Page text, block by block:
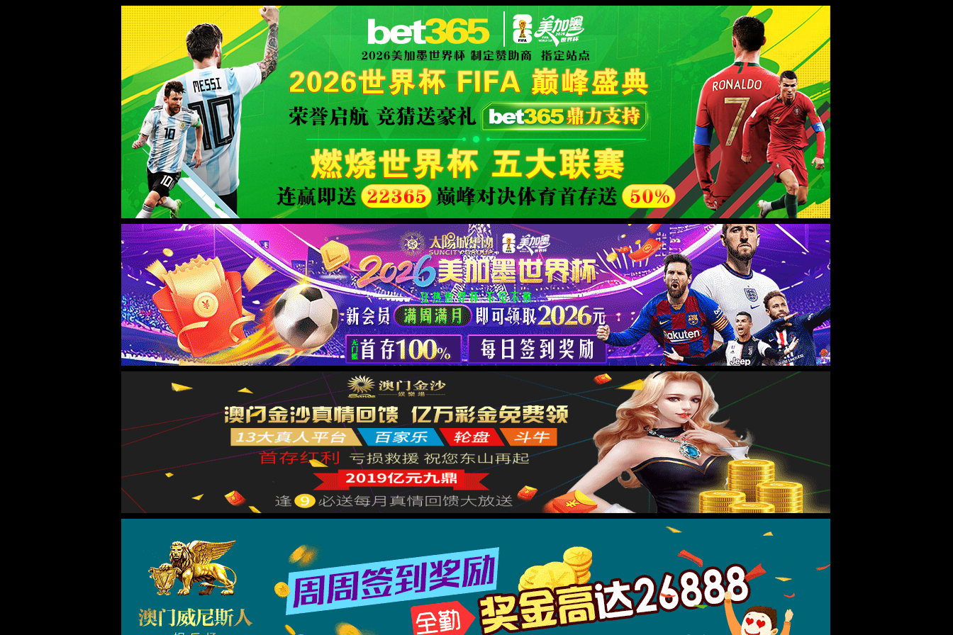
世界杯365平台(中国区)-Official Platform
WTS-WAF拦截详情
出现该页面的原因:
1.你的请求是黑客攻击
2.你的请求合法但触发了安全规则,请提交问题反馈
XML 地图